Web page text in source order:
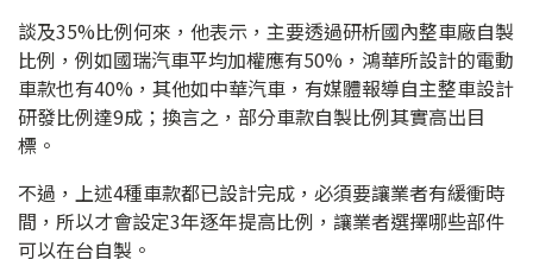
談及35%比例何來，他表示，主要透過研析國內整車廠自製
比例，例如國瑞汽車平均加權應有50%，鴻華所設計的電動
車款也有40%，其他如中華汽車，有媒體報導自主整車設計
研發比例達9成；換言之，部分車款自製比例其實高出目
標。
不過，上述4種車款都已設計完成，必須要讓業者有緩衝時
間，所以才會設定3年逐年提高比例，讓業者選擇哪些部件
可以在台自製。